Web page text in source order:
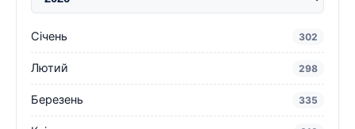
Січень 302
Лютий 298
Березень 335